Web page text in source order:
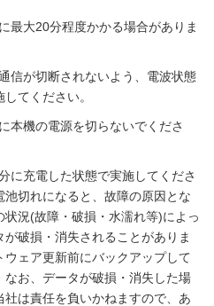
最大20分程度かかる場合がありま
信が切断されないよう、電波状態
てください。
本機の電源を切らないでくださ
に充電した状態で実施してくださ
切れになると、故障の原因とな
況(故障・破損・水濡れ等)によっ
破損・消失されることがありま
ェア更新前にバックアップして
お、データが破損・消失した場
は責任を負いかねますので、あ